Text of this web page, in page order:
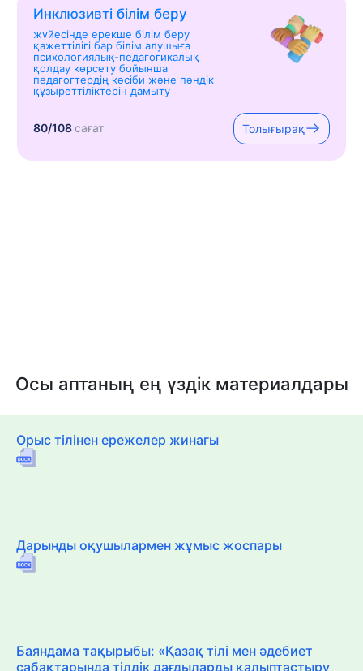
Инклюзивті білім беру
жүйесінде ерекше білім беру
қажеттілігі бар білім алушыға
психологиялық-педагогикалық
қолдау көрсету бойынша
педагогтердің кәсіби және пәндік
құзыреттіліктерін дамыту
80/108сағат Толығырақ
Осы аптаның ең үздік материалдары
Орыс тілінен ережелер жинағы
Дарынды оқушылармен жұмыс жоспары
Баяндама тақырыбы: «Қазақ тілі мен әдебиет
сабақтарында тілдік дағдыларды қалыптастыру